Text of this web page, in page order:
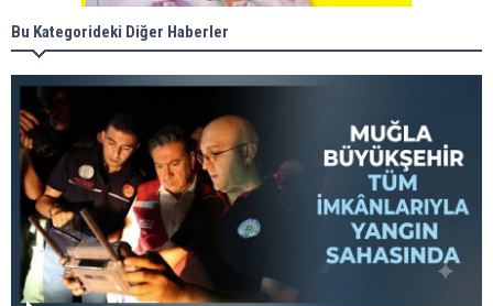
Bu Kategorideki Diğer Haberler